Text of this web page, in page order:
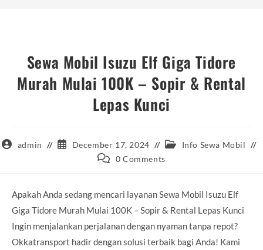
Sewa Mobil Isuzu Elf Giga Tidore
Murah Mulai 100K – Sopir & Rental
Lepas Kunci
Postadmin
Post
published:
December 17, 2024
Post Info Sewa Mobil
Post 0 Comments
Apakah Anda sedang mencari layanan Sewa Mobil Isuzu Elf
Giga Tidore Murah Mulai 100K – Sopir & Rental Lepas Kunci
Ingin menjalankan perjalanan dengan nyaman tanpa repot?
Okkatransport hadir dengan solusi terbaik bagi Anda! Kami